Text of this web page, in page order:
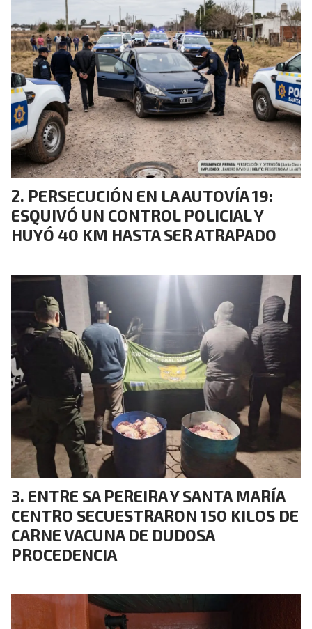
PERSECUCIÓN EN LA AUTOVÍA 19:
ESQUIVÓ UN CONTROL POLICIAL Y
HUYÓ 40 KM HASTA SER ATRAPADO
ENTRE SA PEREIRA Y SANTA MARÍA
CENTRO SECUESTRARON 150 KILOS DE
CARNE VACUNA DE DUDOSA
PROCEDENCIA